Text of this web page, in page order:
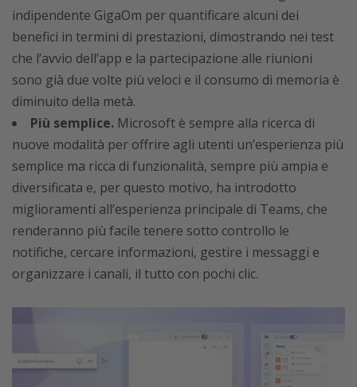
indipendente GigaOm per quantificare alcuni dei
benefici in termini di prestazioni, dimostrando nei test
che l’avvio dell’app e la partecipazione alle riunioni
sono già due volte più veloci e il consumo di memoria è
diminuito della metà.
Più semplice. Microsoft è sempre alla ricerca di
nuove modalità per offrire agli utenti un’esperienza più
semplice ma ricca di funzionalità, sempre più ampia e
diversificata e, per questo motivo, ha introdotto
miglioramenti all’esperienza principale di Teams, che
renderanno più facile tenere sotto controllo le
notifiche, cercare informazioni, gestire i messaggi e
organizzare i canali, il tutto con pochi clic.